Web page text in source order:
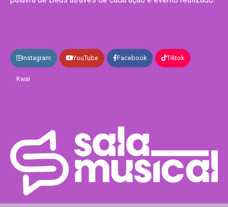
Instagram YouTube Facebook Tiktok
Kwai